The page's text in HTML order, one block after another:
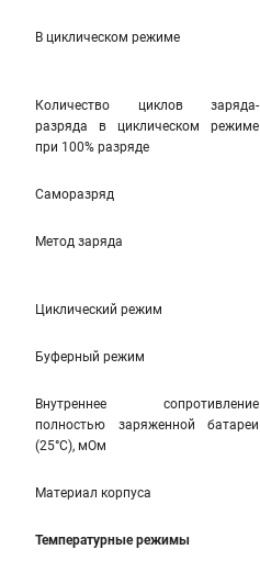
В циклическом режиме
Количество циклов заряда-
разряда в циклическом режиме
при 100% разряде
Саморазряд
Метод заряда
Циклический режим
Буферный режим
Внутреннее сопротивление
полностью заряженной батареи
(25°С), мОм
Материал корпуса
Температурные режимы